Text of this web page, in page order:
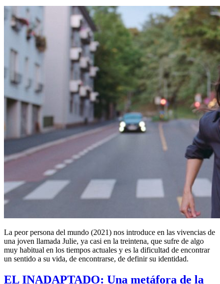
La peor persona del mundo (2021) nos introduce en las vivencias de
una joven llamada Julie, ya casi en la treintena, que sufre de algo
muy habitual en los tiempos actuales y es la dificultad de encontrar
un sentido a su vida, de encontrarse, de definir su identidad.
EL INADAPTADO: Una metáfora de la